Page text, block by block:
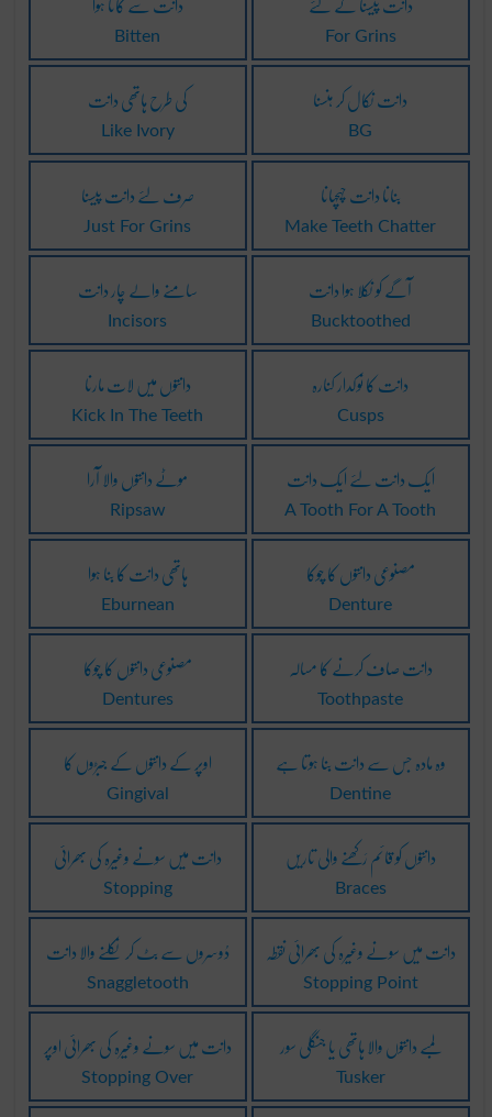
Bitten For Grins
کی طرح ہاتھی دانت
Like Ivory
دانت نکال کر ہنسنا
BG
صرف لئے دانت پیسنا
Just For Grins
بنانا دانت چہچہانا
Make Teeth Chatter
سامنے والے چار دانت
Incisors
آگے کو نکلا ہوا دانت
Bucktoothed
دانتوں میں لات مارنا
Kick In The Teeth
دانت کا نوکدار کنارہ
Cusps
موٹے دانتوں والا آرا
Ripsaw
ایک دانت لئے ایک دانت
A Tooth For A Tooth
ہاتھی دانت کا بنا ہوا
Eburnean
مصنوعی دانتوں کا چوکا
Denture
مصنوعی دانتوں کا چوکا
Dentures
دانت صاف کرنے کا مسالہ
Toothpaste
اوپر کے دانتوں کے جبڑوں کا
Gingival
وہ مادہ جس سے دانت بنا ہوتا ہے
Dentine
دانت میں سونے وغیرہ کی بھرائی
Stopping
دانتوں کو قائم رَکھنے والی تاریں
Braces
دُوسروں سے بٹ کر نِکلنے والا دانت
Snaggletooth
دانت میں سونے وغیرہ کی بھرائی نقطہ
Stopping Point
دانت میں سونے وغیرہ کی بھرائی اوپر
Stopping Over
لمبے دانتوں والا ہاتھی یا جنگلی سور
Tusker